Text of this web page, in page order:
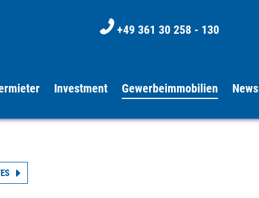
+49 361 30 258 - 130
Investment Gewerbeimmobilien News